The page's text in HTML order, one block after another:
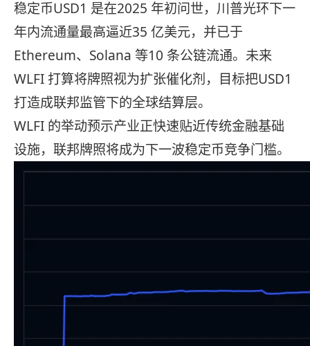
稳定币USD1 是在2025 年初问世，川普光环下一
年内流通量最高逼近35 亿美元，并已于
Ethereum、Solana 等10 条公链流通。未来
WLFI 打算将牌照视为扩张催化剂，目标把USD1
打造成联邦监管下的全球结算层。
WLFI 的举动预示产业正快速贴近传统金融基础
设施，联邦牌照将成为下一波稳定币竞争门槛。